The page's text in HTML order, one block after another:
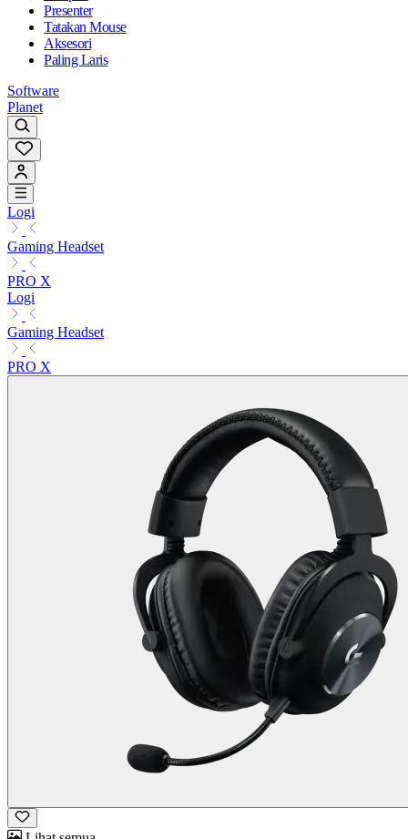
Presenter
Tatakan Mouse
Aksesori
Paling Laris
Software
Planet
Logi
Gaming Headset
PRO X
Logi
Gaming Headset
PRO X